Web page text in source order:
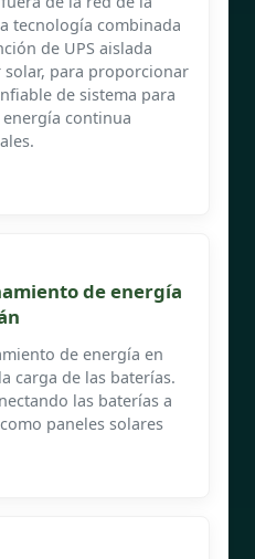
tecnología combinada
de UPS aislada
para proporcionar
de sistema para
continua
de energía
de energía en
carga de las baterías.
las baterías a
paneles solares